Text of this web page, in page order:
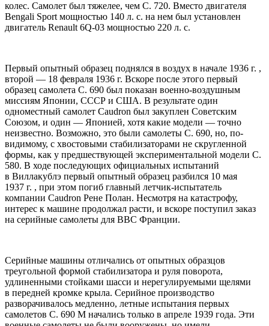
колес. Самолет был тяжелее, чем С. 720. Вместо двигателя
Bengali Sport мощностью 140 л. с. на нем был установлен
двигатель Renault 6Q-03 мощностью 220 л. с.
Первый опытный образец поднялся в воздух в начале 1936 г. ,
второй — 18 февраля 1936 г. Вскоре после этого первый
образец самолета С. 690 был показан военно-воздушным
миссиям Японии, СССР и США. В результате один
одноместный самолет Caudron был закуплен Советским
Союзом, и один — Японией, хотя какие модели — точно
неизвестно. Возможно, это были самолеты С. 690, но, по-
видимому, с хвостовыми стабилизаторами не скругленной
формы, как у предшествующей экспериментальной модели С.
580. В ходе последующих официальных испытаний
в Виллакублэ первый опытный образец разбился 10 мая
1937 г. , при этом погиб главный летчик-испытатель
компании Caudron Рене Полан. Несмотря на катастрофу,
интерес к машине продолжал расти, и вскоре поступил заказ
на серийные самолеты для ВВС Франции.
Серийные машины отличались от опытных образцов
треугольной формой стабилизатора и руля поворота,
удлиненными стойками шасси и нерегулируемыми щелями
в передней кромке крыла. Серийное производство
разворачивалось медленно, летные испытания первых
самолетов С. 690 М начались только в апреле 1939 года. Эти